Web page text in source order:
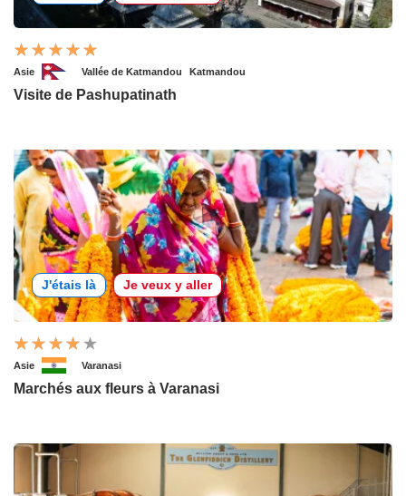
Asie Vallée de Katmandou Katmandou
Visite de Pashupatinath
J'étais là Je veux y aller
Asie Varanasi
Marchés aux fleurs à Varanasi